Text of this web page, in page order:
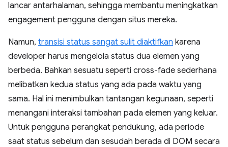
lancar antarhalaman, sehingga membantu meningkatkan
engagement pengguna dengan situs mereka.
Namun, transisi status sangat sulit diaktifkan karena
developer harus mengelola status dua elemen yang
berbeda. Bahkan sesuatu seperti cross-fade sederhana
melibatkan kedua status yang ada pada waktu yang
sama. Hal ini menimbulkan tantangan kegunaan, seperti
menangani interaksi tambahan pada elemen yang keluar.
Untuk pengguna perangkat pendukung, ada periode
saat status sebelum dan sesudah berada di DOM secara